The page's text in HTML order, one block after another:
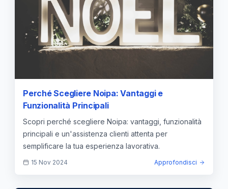
Perché Scegliere Noipa: Vantaggi e
Funzionalità Principali
Scopri perché scegliere Noipa: vantaggi, funzionalità
principali e un'assistenza clienti attenta per
semplificare la tua esperienza lavorativa.
15 Nov 2024 Approfondisci